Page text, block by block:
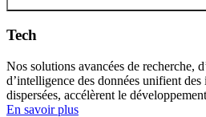
Tech
Nos solutions avancées de recherche,
d’intelligence des données unifient
dispersées, accélèrent le
En savoir plus